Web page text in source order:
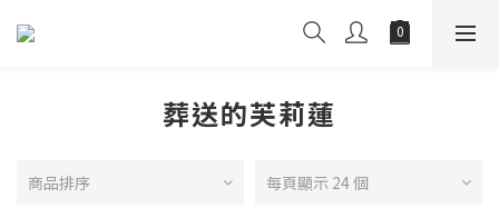
葬送的芙莉蓮
商品排序 每頁顯示 24 個